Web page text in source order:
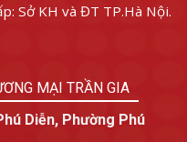
Sở KH và ĐT TP.Hà Nội.
MẠI TRẦN GIA
Diễn, Phường Phú